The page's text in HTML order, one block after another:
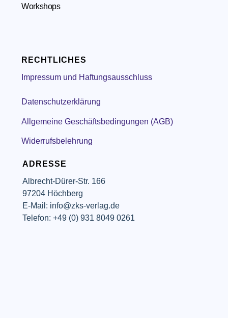
ADRESSE
Albrecht-Dürer-Str. 166
97204 Höchberg
E-Mail: info@zks-verlag.de
Telefon: +49 (0) 931 8049 0261
RECHTLICHES
Impressum und Haftungsausschluss
Datenschutzerklärung
Allgemeine Geschäftsbedingungen (AGB)
Widerrufsbelehrung
Workshops